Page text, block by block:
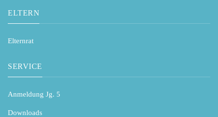
ELTERN
Elternrat
SERVICE
Anmeldung Jg. 5
Downloads